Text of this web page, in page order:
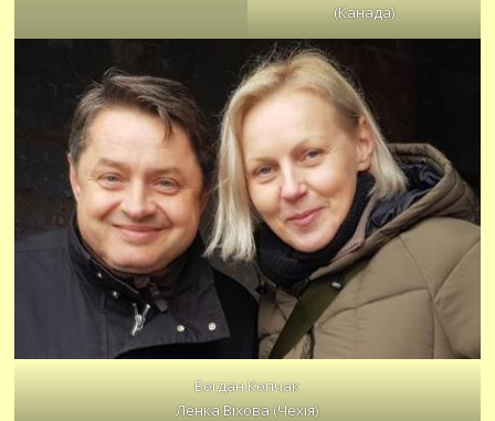
(Канада)
Богдан Копчак
Ленка Віхова (Чехія)